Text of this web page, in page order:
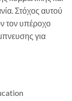
Στόχος αυτού
τον υπέροχο
για